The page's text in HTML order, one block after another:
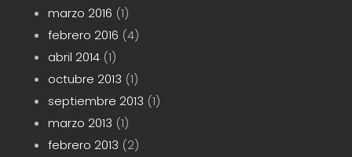
marzo 2016 (1)
febrero 2016 (4)
abril 2014(1)
octubre 2013 (1)
septiembre 2013 (1)
marzo 2013 (1)
febrero 2013 (2)